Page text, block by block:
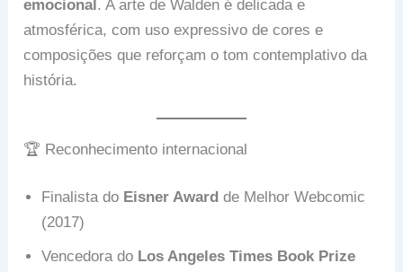
emocional . A arte de Walden é delicada e
atmosférica, com uso expressivo de cores e
composições que reforçam o tom contemplativo da
história.
🏆 Reconhecimento internacional
Finalista do Eisner Award de Melhor Webcomic
(2017)
Vencedora do Los Angeles Times Book Prize